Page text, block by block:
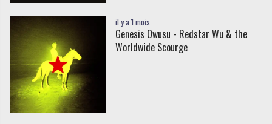
il y a 1 mois
Genesis Owusu - Redstar Wu & the
Worldwide Scourge